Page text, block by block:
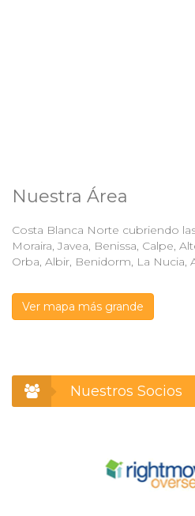
Nuestra Área
Costa Blanca Norte cubriendo
Moraira, Javea, Benissa, Calpe,
Orba, Albir, Benidorm, La Nucia,
Ver mapa más grande
Nuestros Socios